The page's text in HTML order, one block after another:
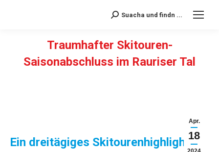
Search:Suacha und findn ...
Traumhafter Skitouren-
Saisonabschluss im Rauriser Tal
Apr.
18
Ein dreitägiges Skitourenhighlight